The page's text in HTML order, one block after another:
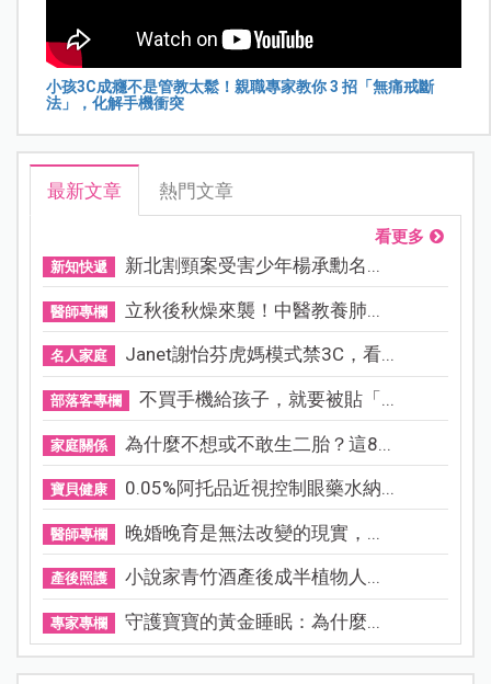
小孩3C成癮不是管教太鬆！親職專家教你 3 招「無痛戒斷
法」，化解手機衝突
最新文章 熱門文章
看更多
新知快遞 新北割頸案受害少年楊承勳名...
醫師專欄 立秋後秋燥來襲！中醫教養肺...
名人家庭 Janet謝怡芬虎媽模式禁3C，看...
部落客專欄 不買手機給孩子，就要被貼「...
家庭關係 為什麼不想或不敢生二胎？這8...
寶貝健康 0.05%阿托品近視控制眼藥水納...
醫師專欄 晚婚晚育是無法改變的現實，...
產後照護 小說家青竹酒產後成半植物人...
專家專欄 守護寶寶的黃金睡眠：為什麼...